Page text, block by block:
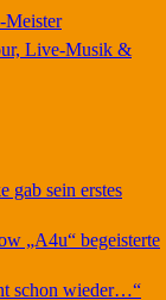
Meister
Live-Musik &
gab sein erstes
„A4u“ begeisterte
schon wieder…“